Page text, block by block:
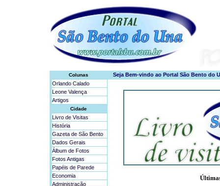
Colunas
Orlando Calado
Leone Valença
Artigos
Cidade
Livro de Visitas
História
Gazeta de São Bento
Dados Gerais
Álbum de Fotos
Fotos Antigas
Papéis de Parede
Economia
Administração